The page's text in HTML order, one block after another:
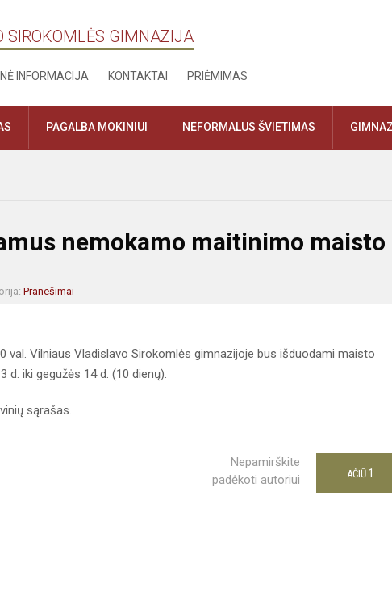
SIROKOMLĖS GIMNAZIJA
INFORMACIJA KONTAKTAI PRIĖMIMAS
PAGALBA MOKINIUI NEFORMALUS ŠVIETIMAS
nemokamo maitinimo maisto
Pranešimai
val. Vilniaus Vladislavo Sirokomlės gimnazijoje bus išduodami maisto
d. iki gegužės 14 d. (10 dienų).
sąrašas.
Nepamirškite
padėkoti autoriui
AČIŪ 1